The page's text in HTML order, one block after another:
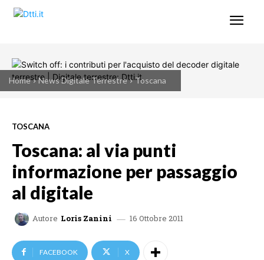
Home News Digitale Terrestre Toscana
TOSCANA
Toscana: al via punti
informazione per passaggio
al digitale
Autore Loris Zanini 16 Ottobre 2011
FACEBOOK X